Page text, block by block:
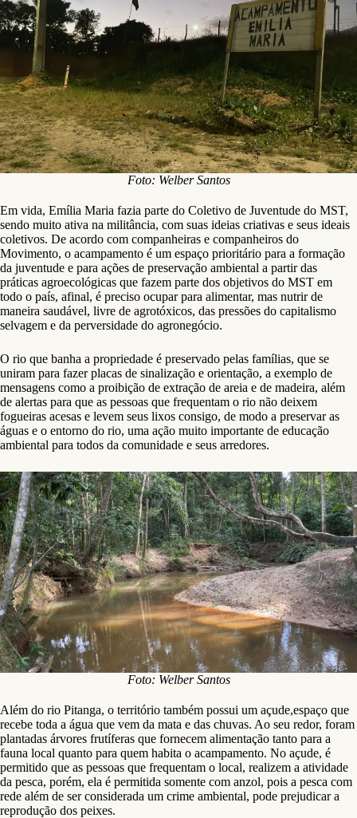
Foto: Welber Santos
Em vida, Emília Maria fazia parte do Coletivo de Juventude do MST,
sendo muito ativa na militância, com suas ideias criativas e seus ideais
coletivos. De acordo com companheiras e companheiros do
Movimento, o acampamento é um espaço prioritário para a formação
da juventude e para ações de preservação ambiental a partir das
práticas agroecológicas que fazem parte dos objetivos do MST em
todo o país, afinal, é preciso ocupar para alimentar, mas nutrir de
maneira saudável, livre de agrotóxicos, das pressões do capitalismo
selvagem e da perversidade do agronegócio.
O rio que banha a propriedade é preservado pelas famílias, que se
uniram para fazer placas de sinalização e orientação, a exemplo de
mensagens como a proibição de extração de areia e de madeira, além
de alertas para que as pessoas que frequentam o rio não deixem
fogueiras acesas e levem seus lixos consigo, de modo a preservar as
águas e o entorno do rio, uma ação muito importante de educação
ambiental para todos da comunidade e seus arredores.
Foto: Welber Santos
Além do rio Pitanga, o território também possui um açude,espaço que
recebe toda a água que vem da mata e das chuvas. Ao seu redor, foram
plantadas árvores frutíferas que fornecem alimentação tanto para a
fauna local quanto para quem habita o acampamento. No açude, é
permitido que as pessoas que frequentam o local, realizem a atividade
da pesca, porém, ela é permitida somente com anzol, pois a pesca com
rede além de ser considerada um crime ambiental, pode prejudicar a
reprodução dos peixes.